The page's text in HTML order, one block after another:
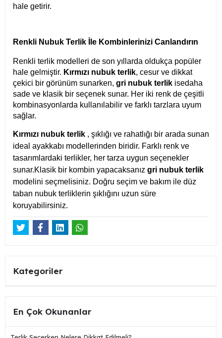
hale getirir.
Renkli Nubuk Terlik İle Kombinlerinizi Canlandırın
Renkli terlik modelleri de son yıllarda oldukça popüler
hale gelmiştir. Kırmızı nubuk terlik, cesur ve dikkat
çekici bir görünüm sunarken, gri nubuk terlik isedaha
sade ve klasik bir seçenek sunar. Her iki renk de çeşitli
kombinasyonlarda kullanılabilir ve farklı tarzlara uyum
sağlar.
Kırmızı nubuk terlik , şıklığı ve rahatlığı bir arada sunan
ideal ayakkabı modellerinden biridir. Farklı renk ve
tasarımlardaki terlikler, her tarza uygun seçenekler
sunar.Klasik bir kombin yapacaksanız gri nubuk terlik
modelini seçmelisiniz. Doğru seçim ve bakım ile düz
taban nubuk terliklerin şıklığını uzun süre
koruyabilirsiniz.
Kategoriler
En Çok Okunanlar